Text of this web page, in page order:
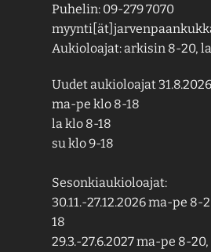
Puhelin: 09-279 7070
Aukioloajat: arkisin 8-20, la
Uudet aukioloajat
ma-pe klo 8-18
la klo 8-18
su klo 9-18
Sesonkiaukioloajat:
30.11.-27.12.2026 ma-pe 8-
18
29.3.-27.6.2027 ma-pe 8-